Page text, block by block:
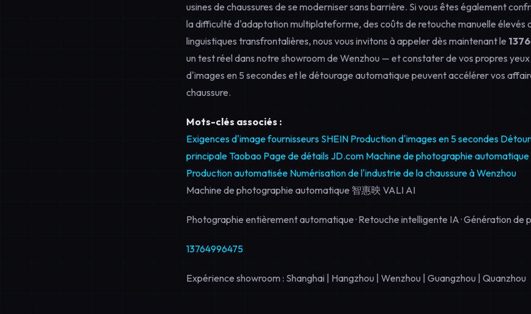
usines de chaussures de se moderniser sans barrière. Si vous êtes également
la difficulté d'adaptation multiplateforme, des coûts de retouche manuelle élevés
linguistiques transfrontalières, nous vous invitons à appeler dès maintenant le
un test réel dans notre showroom de Wenzhou — et constater de vos propres
d'images en 5 secondes et le détourage automatique peuvent accélérer vos
chaussure.
Mots-clés associés :
Exigences d'image fournisseurs SHEIN Production d'images en 5 secondes
principale Taobao Page de détails JD.com Machine de photographie
Production automatisée Numérisation de l'industrie de la chaussure à Wenzhou
Machine de photographie automatique 智惠映 VALI AI
Photographie entièrement automatique · Retouche intelligente IA · Génération de
13764996475
Expérience showroom : Shanghai | Hangzhou | Wenzhou | Guangzhou | Quanzhou